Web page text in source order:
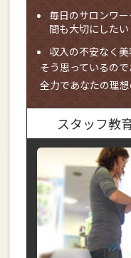
毎日のサロンワ
間も大切にしたい
収入の不安なく
そう思っているの
全力であなたの理
スタッフ教